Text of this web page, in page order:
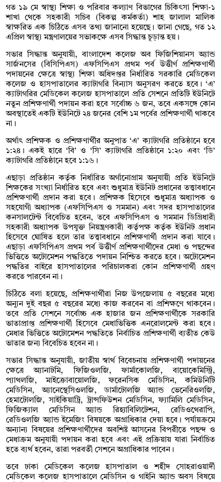
গত ১৯ মে স্বাস্থ্য শিক্ষা ও পরিবার কল্যাণ বিভাগের চিকিৎসা শিক্ষা-১
শাখা থেকে সহকারী সচিব (বিকল্প কর্মকর্তা) শাহ জালাল মালিক
স্বাক্ষরিত এক চিঠিতে এসব তথ্য জানানো হয়েছে। জানা গেছে, গত ১২
এপ্রিল স্বাস্থ্য মন্ত্রণালয়ের সভাকক্ষে এসব সিদ্ধান্ত চূড়ান্ত হয়।
সভার সিদ্ধান্ত অনুযায়ী, বাংলাদেশ কলেজ অব ফিজিশিয়ানস অ্যান্ড
সার্জনসের (বিসিপিএস) এফসিপিএস প্রথম পর্ব উত্তীর্ণ প্রশিক্ষণার্থী
পদায়নের ক্ষেত্রে স্বাস্থ্য শিক্ষা অধিদপ্তর নির্ধারিত সরকারি মেডিকেল
কলেজ ও হাসপাতালের ক্যাটাগরি বিন্যাস অনুসরণ করতে হবে। ‘এ’
ক্যাটাগরির মেডিকেল কলেজ হাসপাতালে প্রতি সেশনে প্রতিটি ইউনিটে
নতুন প্রশিক্ষণার্থী পদায়ন করা হবে সর্বোচ্চ ৬ জন, তবে একসঙ্গে কোন
অবস্থাতেই একটি ইউনিটে ২৪ জনের বেশি ১ম পর্বের প্রশিক্ষণার্থী থাকবে
না।
অর্থাৎ প্রশিক্ষক ও প্রশিক্ষণার্থীর অনুপাত ‘এ’ ক্যাটাগরি প্রতিষ্ঠানে হবে
১:২৪। একই হারে ‘বি’ ও ‘সি’ ক্যাটাগরি প্রতিষ্ঠানে ১:২০ এবং ‘ডি’
ক্যাটাগরি প্রতিষ্ঠানে হবে ১:১৬।
এছাড়া প্রতিষ্ঠান কর্তৃক নির্ধারিত অর্গানোগ্রাম অনুযায়ী প্রতি ইউনিটে
শিক্ষকের সংখ্যা নির্ধারিত হবে এবং শুধুমাত্র ইউনিট প্রধানের তত্ত্বাবধানে
প্রশিক্ষণার্থী প্রদান করা হবে। প্রশিক্ষক হিসেবে শুধুমাত্র অধ্যাপক ও
সহযোগী অধ্যাপক (এফসিপিএস ও সমমান) এবং সদর হাসপাতালের
কনসালটেন্ট বিবেচিত হবেন, তবে এফসিপিএস ও সমমান ডিগ্রিধারী
সহকারী অধ্যাপক উপযুক্ত নিয়ন্ত্রণকারী কর্তৃপক্ষ কর্তৃক ইউনিট প্রধান
হিসেবে ঘোষিত হলে তার তত্ত্বাবধানে প্রশিক্ষণার্থী প্রদান করা যাবে।
এছাড়া এফসিপিএস প্রথম পর্ব উত্তীর্ণ প্রশিক্ষণার্থীদের মেধা ও পছন্দের
ভিত্তিতে অটোমেশন পদ্ধতিতে পদায়ন নিশ্চিত করতে হবে। অটোমেশন
পদ্ধতির বাইরে হাসপাতালের পরিচালকরা কোন প্রশিক্ষণার্থী গ্রহণ
করতে পারবেন না।
চিঠিতে বলা হয়েছে, প্রশিক্ষণার্থীরা নিজ উপজেলায় ৫ বছরের মধ্যে
অন্যূন দুই বছর ৫ বছরের মধ্যে কাজ করবেন বা প্রশিক্ষণে থাকবেন।
তবে প্রতি সেশনে সর্বোচ্চ এক হাজার জন প্রশিক্ষণার্থীকে সরকারি
ভাতাপ্রাপ্ত প্রশিক্ষণার্থী হিসেবে মেধাভিত্তিক এনরোলমেন্ট করা হবে।
মেধার ভিত্তিতে অটোমেশন পদ্ধতিতে নির্বাচিত প্রশিক্ষণার্থী ব্যতীত কেউ
ভাতার জন্য বিবেচিত হবেন না।
সভার সিদ্ধান্ত অনুযায়ী, জাতীয় স্বার্থ বিবেচনায় প্রশিক্ষণার্থী পদায়নের
ক্ষেত্রে অ্যানাটমি, ফিজিওলজি, ফার্মাকোলজি, বায়োকেমিস্ট্রি,
প্যাথলজি, মাইক্রোবায়োলজি, ফরেনসিক মেডিসিন, কমিউনিটি
মেডিসিন, অ্যানেস্থেসিওলজি, ডার্মাটোলজি অ্যান্ড ভেনেরিওলজি,
হেমাটোলজি, সাইকিয়াট্রি, ট্রান্সফিউশন মেডিসিন, ফ্যামিলি মেডিসিন,
ফিজিক্যাল মেডিসিন অ্যান্ড রিহ্যাবিলিটেশন, রেডিওথেরাপি,
রেডিওলজি অ্যান্ড ইমেজিং বিষয়কে অগ্রাধিকার দেয়া হবে। পর্যায়ক্রমে
অন্যান্য বিষয়ের প্রশিক্ষণার্থীদের অবশিষ্ট আসনের বিপরীতে পছন্দ ও
মেধাক্রম অনুযায়ী পদায়ন করা হবে এবং এই প্রক্রিয়ায় যারা নির্বাচিত
হতে ব্যর্থ হবেন, তারা পরবর্তী সেশনে অগ্রাধিকার পাবেন।
তবে ঢাকা মেডিকেল কলেজ হাসপাতাল ও শহীদ সোহরাওয়ার্দী
মেডিকেল কলেজ হাসপাতালে মেডিসিন ও গাইনি অ্যান্ড অবস বিষয়ে